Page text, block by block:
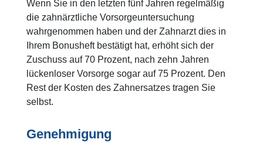
Wenn Sie in den letzten fünf Jahren regelmäßig
die zahnärztliche Vorsorgeuntersuchung
wahrgenommen haben und der Zahnarzt dies in
Ihrem Bonusheft bestätigt hat, erhöht sich der
Zuschuss auf 70 Prozent, nach zehn Jahren
lückenloser Vorsorge sogar auf 75 Prozent. Den
Rest der Kosten des Zahnersatzes tragen Sie
selbst.
Genehmigung